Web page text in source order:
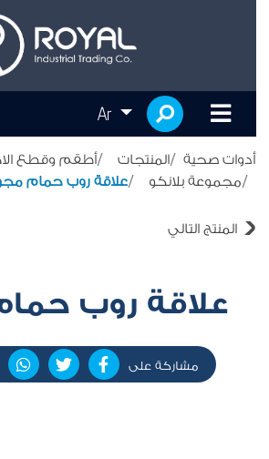
Ar
أدوات صحية المنتجات
أطقم وقطع
مجموعة بلانكو
علاقة روب حمام
المنتج التالي
علاقة روب
مشاركة على